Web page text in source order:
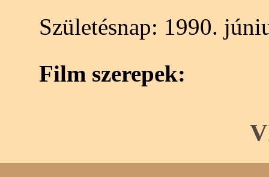
Születésnap: 1990.
Film szerepek: